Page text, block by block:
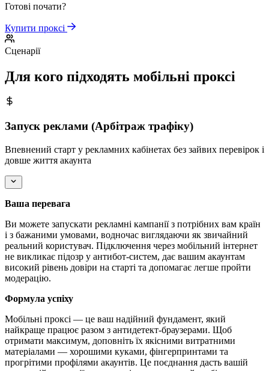
Готові почати?
Купити проксі
Сценарії
Для кого підходять мобільні проксі
Запуск реклами (Арбітраж трафіку)
Впевнений старт у рекламних кабінетах без зайвих перевірок і
довше життя акаунта
Ваша перевага
Ви можете запускати рекламні кампанії з потрібних вам країн
і з бажаними умовами, водночас виглядаючи як звичайний
реальний користувач. Підключення через мобільний інтернет
не викликає підозр у антибот-систем, дає вашим акаунтам
високий рівень довіри на старті та допомагає легше пройти
модерацію.
Формула успіху
Мобільні проксі — це ваш надійний фундамент, який
найкраще працює разом з антидетект-браузерами. Щоб
отримати максимум, доповніть їх якісними витратними
матеріалами — хорошими куками, фінгерпринтами та
прогрітими профілями акаунтів. Це поєднання дасть вашій